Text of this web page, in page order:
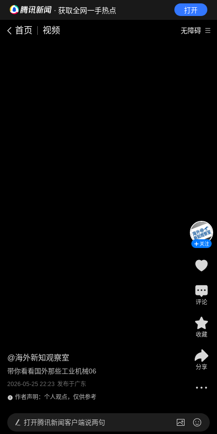
· 获取全网一手热点 打开
首页 视频 无障碍
@海外新知观察室
带你看看国外那些工业机械06
2026-05-25 22:23 发布于广东
作者声明：个人观点，仅供参考
关注
评论
收藏
分享
打开腾讯新闻客户端说两句